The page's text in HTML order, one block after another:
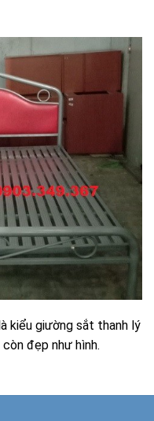
kiểu giường sắt thanh lý
đẹp như hình.